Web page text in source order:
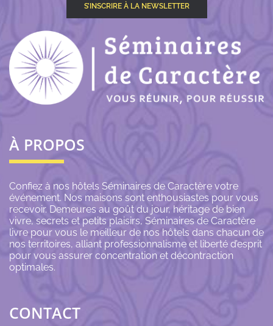
S’INSCRIRE À LA NEWSLETTER
À PROPOS
Confiez à nos hôtels Séminaires de Caractère votre
événement. Nos maisons sont enthousiastes pour vous
recevoir. Demeures au goût du jour, héritage de bien
vivre, secrets et petits plaisirs, Séminaires de Caractère
livre pour vous le meilleur de nos hôtels dans chacun de
nos territoires, alliant professionnalisme et liberté d’esprit
pour vous assurer concentration et décontraction
optimales.
CONTACT